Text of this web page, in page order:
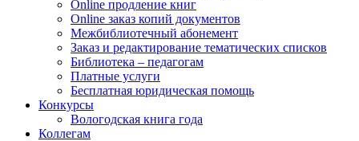
Online продление книг
Online заказ копий документов
Межбиблиотечный абонемент
Заказ и редактирование тематических списков
Библиотека – педагогам
Платные услуги
Бесплатная юридическая помощь
Конкурсы
Вологодская книга года
Коллегам